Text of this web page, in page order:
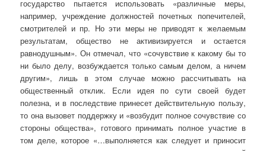
государство пытается использовать «различные меры,
например, учреждение должностей почетных попечителей,
смотрителей и пр. Но эти меры не приводят к желаемым
результатам, общество не активизируется и остается
равнодушным». Он отмечал, что «сочувствие к какому бы то
ни было делу, возбуждается только самым делом, а ничем
другим», лишь в этом случае можно рассчитывать на
общественный отклик. Если идея по сути своей будет
полезна, и в последствие принесет действительную пользу,
то она вызовет поддержку и «возбудит полное сочувствие со
стороны общества», готового принимать полное участие в
том деле, которое «…выполняется как следует и приносит